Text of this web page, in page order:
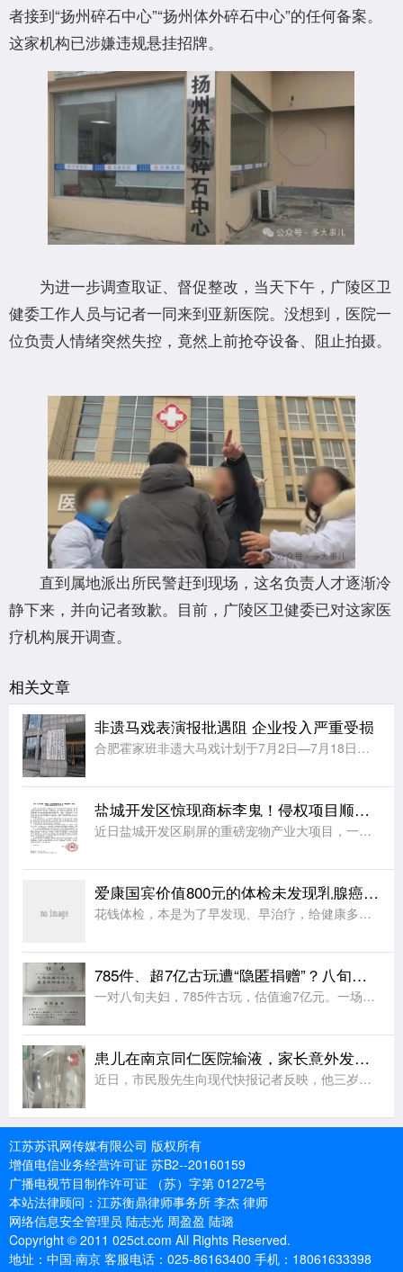
者接到“扬州碎石中心”“扬州体外碎石中心”的任何备案。
这家机构已涉嫌违规悬挂招牌。
为进一步调查取证、督促整改，当天下午，广陵区卫
健委工作人员与记者一同来到亚新医院。没想到，医院一
位负责人情绪突然失控，竟然上前抢夺设备、阻止拍摄。
直到属地派出所民警赶到现场，这名负责人才逐渐冷
静下来，并向记者致歉。目前，广陵区卫健委已对这家医
疗机构展开调查。
相关文章
非遗马戏表演报批遇阻 企业投入严重受损
合肥霍家班非遗大马戏计划于7月2日—7月18日落地宿迁宿城区宝龙广场。经过前期筹备，企业依规取得属地文旅演出许可、商场场地使用证明，但却在向宿城区城管部门申请户外展演报备时多次驳回。企业反映审批过程中
盐城开发区惊现商标李鬼！侵权项目顺利立项招标，百万财政资金白白投入谁来担责？
近日盐城开发区刷屏的重磅宠物产业大项目，一夜之间彻底翻车。上市公司一纸声明撕下伪装，一桩招商审批漏洞暴露在大众眼前，实在令人唏嘘。此前本地政务平台、多家媒体轮番宣传，开发区落地顽皮5万吨宠物用品及9千
爱康国宾价值800元的体检未发现乳腺癌，触诊、B超、CT均未报！半年后，57岁女子确诊乳腺癌并出现淋巴结转移
花钱体检，本是为了早发现、早治疗，给健康多一份保障。可南京丁女士却遭遇了一件让她既痛心又气愤的事：去年3月，她带母亲在爱康国宾南京鼓楼体检中心做了全面体检，报告显示一切正常，没想到短短半年后，母亲却被
785件、超7亿古玩遭“隐匿捐赠”？八旬老人诉横店集团创始人案即将开庭
一对八旬夫妇，785件古玩，估值逾7亿元。一场始于“公益承诺”的捐赠，最终演变成夫妻反目、对簿公堂，以及受赠方各执一词的迷局。83岁的周云珍与88岁的王锁祥，结婚62年。夫妻俩半生勤俭，共同积攒下满屋
患儿在南京同仁医院输液，家长意外发现输液管内有头发
近日，市民殷先生向现代快报记者反映，他三岁的孩子因急性肠胃炎在南京同仁医院儿科输液治疗时，发现输液管中有头发，后来孩子出现发热、感染等不适症状。殷先生认为，孩子病情与输液管中的头发有关，向院方提出维权
江苏苏讯网传媒有限公司 版权所有
增值电信业务经营许可证 苏B2--20160159
广播电视节目制作许可证 （苏）字第 01272号
本站法律顾问：江苏衡鼎律师事务所 李杰 律师
网络信息安全管理员 陆志光 周盈盈 陆璐
Copyright © 2011 025ct.com All Rights Reserved.
地址：中国·南京 客服电话：025-86163400 手机：18061633398